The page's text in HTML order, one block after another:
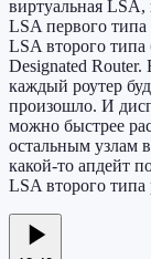
виртуальная LSA,
LSA первого
LSA второго типа
Designated Router.
каждый роутер
произошло. И
можно быстрее
остальным узлам
какой-то апдейт
LSA второго типа